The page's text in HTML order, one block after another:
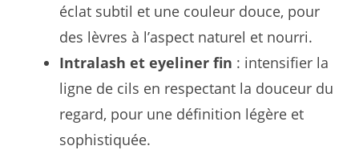
éclat subtil et une couleur douce, pour
des lèvres à l’aspect naturel et nourri.
Intralash et eyeliner fin : intensifier la
ligne de cils en respectant la douceur du
regard, pour une définition légère et
sophistiquée.